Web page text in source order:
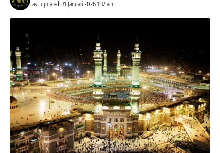
Last updated: 31 Januari 2026 1:37 am